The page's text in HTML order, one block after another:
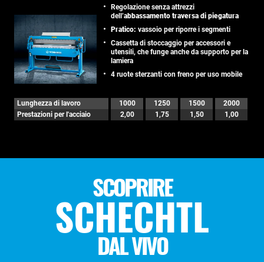
Regolazione senza attrezzi
dell’abbassamento traversa di piegatura
Pratico: vassoio per riporre i segmenti
Cassetta di stoccaggio per accessori e
utensili, che funge anche da supporto per la
lamiera
4 ruote sterzanti con freno per uso mobile
Lunghezza di lavoro 1000 1250 1500
2000
Prestazioni per l'acciaio
2,00 1,75 1,50 1,00
SCOPRIRE
SCHECHTL
DAL VIVO